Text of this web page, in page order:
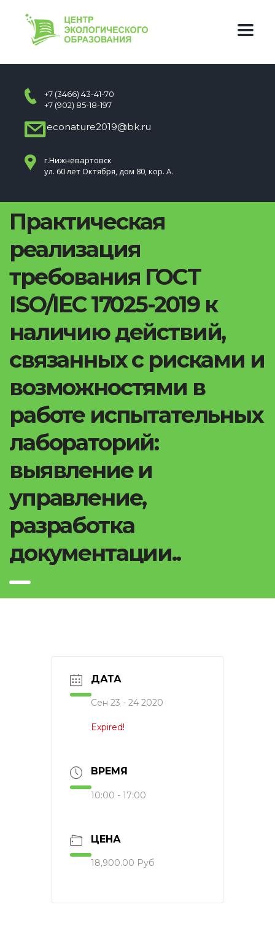
+7 (3466) 43-41-70
+7 (902) 85-18-197
econature2019@bk.ru
г.Нижневартовск
ул. 60 лет Октября, дом 80, кор. А.
Практическая
реализация
требования ГОСТ
ISO/IEC 17025-2019 к
наличию действий,
связанных с рисками и
возможностями в
работе испытательных
лабораторий:
выявление и
управление,
разработка
документации..
ДАТА
Сен 23 - 24 2020
Expired!
ВРЕМЯ
10:00 - 17:00
ЦЕНА
18,900.00 Руб